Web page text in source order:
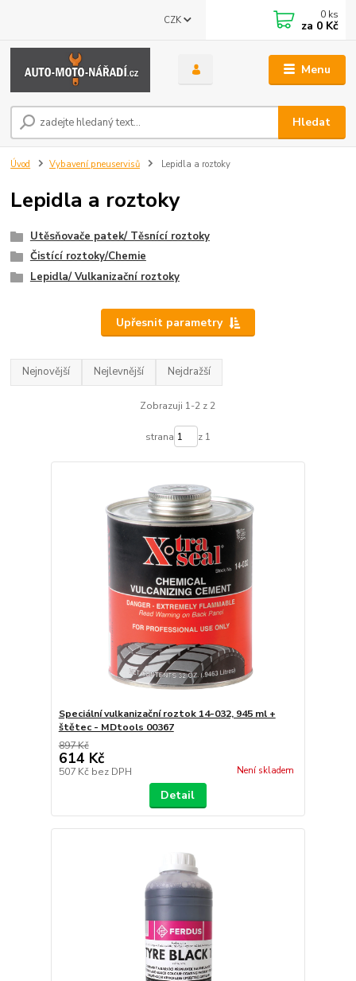
Menu
CZK
Hledat
0 ks
za 0 Kč
Úvod Vybavení pneuservisů Lepidla a roztoky
Lepidla a roztoky
Utěsňovače patek/ Těsnící roztoky
Čistící roztoky/Chemie
Lepidla/ Vulkanizační roztoky
Upřesnit parametry
Nejnovější Nejlevnější Nejdražší
Zobrazuji 1-2 z 2
strana z 1
Speciální vulkanizační roztok 14-032, 945 ml +
štětec - MDtools 00367
897 Kč
614 Kč
507 Kč bez DPH Není skladem
Detail